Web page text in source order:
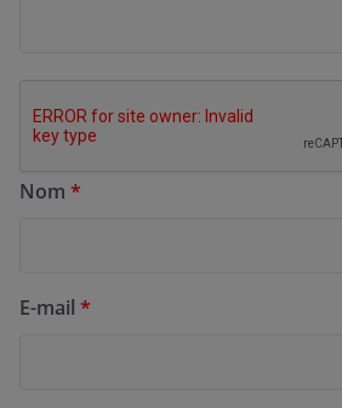
Nom *
E-mail *